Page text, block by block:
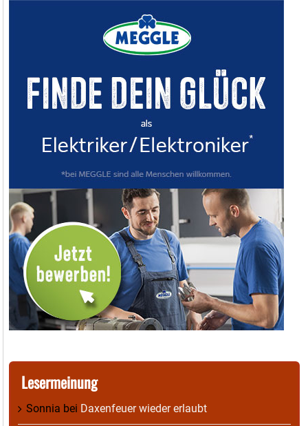
Lesermeinung
Sonnia bei Daxenfeuer wieder erlaubt